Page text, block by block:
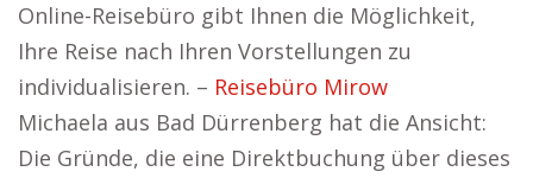
Online-Reisebüro gibt Ihnen die Möglichkeit,
Ihre Reise nach Ihren Vorstellungen zu
individualisieren. – Reisebüro Mirow
Michaela aus Bad Dürrenberg hat die Ansicht:
Die Gründe, die eine Direktbuchung über dieses